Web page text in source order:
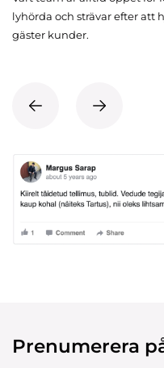
lyhörda och strävar efter att
gäster kunder.
Prenumerera